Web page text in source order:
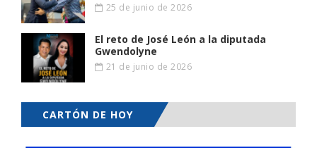
25 de junio de 2026
El reto de José León a la diputada
Gwendolyne
21 de junio de 2026
CARTÓN DE HOY